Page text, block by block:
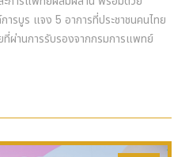
รบูร แจง 5 อาการที่ประชาชนคนไทย
ที่ผ่านการรับรองจากกรมการแพทย์